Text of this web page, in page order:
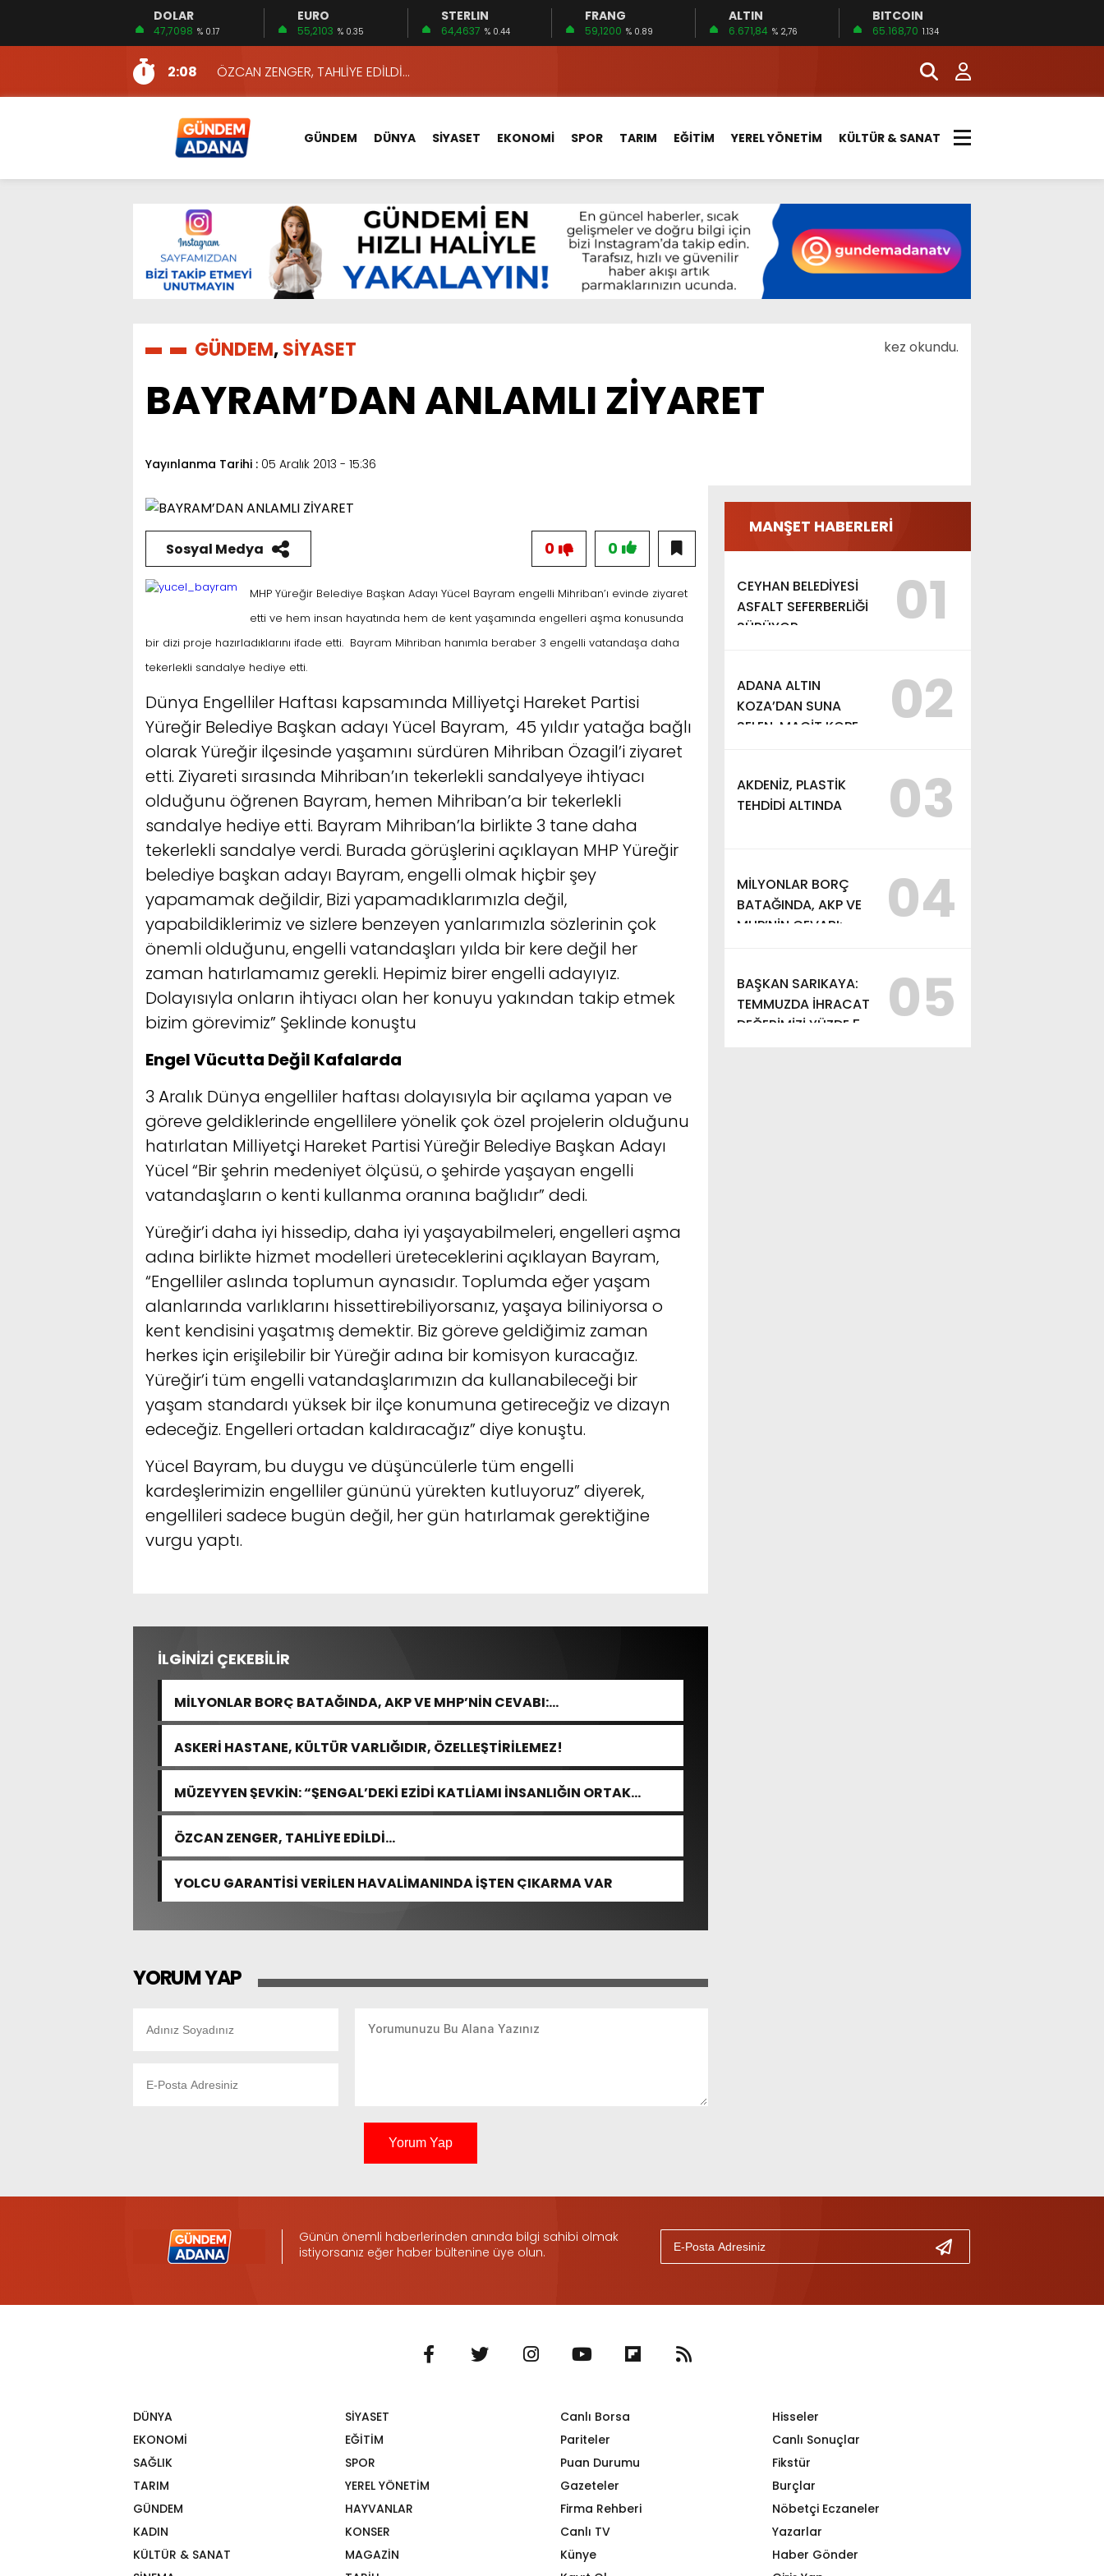
DOLAR
47,7098 % 0.17
EURO
55,2103 % 0.35
STERLIN
64,4637 % 0.44
FRANG
59,1200 % 0.89
ALTIN
6.671,84 % 2,76
BITCOIN
65.168,70 1.134
13:10
İKİNCİ 500’DE ADANA’DAN 15 FİRMA
13:16
2:08
ÖZCAN ZENGER, TAHLİYE EDİLDİ…
16:00
AKILLI MERCEK HERKES İÇİN UYGUN MU?
10:06
ADANA’DAKİ CİNAYETLER MECLİSTE KONUŞULDU
13:54
NACAR: ESNAFIN SAĞLIK HİZMETLERİNİ KONUŞTUK
13:19
NACAR, DAHA İYİ SAĞLIK HİZMETLERİ İÇİN SAHADA
SULAMA KANALLARINDAKİ BOĞULMALARI ÖNLEMEK İÇİN GÖRÜŞTÜLER…
14:24
HERKES İÇİN ERİŞİLEBİLİR BEYİN SAĞLIĞI!
14:22
EMEKLİLER EN DÜŞÜK EMEKLİ AYLIĞININ 40 BİN LİRA OLMASINI İSTİYOR!
13:10
İKİNCİ 500’DE ADANA’DAN 15 FİRMA
GÜNDEM DÜNYA SİYASET EKONOMİ SPOR TARIM EĞİTİM YEREL YÖNETİM KÜLTÜR & SANAT
GÜNDEM,SİYASET kez okundu.
BAYRAM’DAN ANLAMLI ZİYARET
Yayınlanma Tarihi : 05 Aralık 2013 - 15:36
MANŞET HABERLERİ
CEYHAN BELEDİYESİ
ASFALT SEFERBERLİĞİ
SÜRÜYOR
01
ADANA ALTIN
KOZA’DAN SUNA
SELEN, MACİT KOPER
02
AKDENİZ, PLASTİK
TEHDİDİ ALTINDA
03
MİLYONLAR BORÇ
BATAĞINDA, AKP VE
MHP’NİN CEVABI:
04
BAŞKAN SARIKAYA:
TEMMUZDA İHRACAT
DEĞERİMİZİ YÜZDE 54
05
Sosyal Medya 0
0
MHP Yüreğir Belediye Başkan Adayı Yücel Bayram engelli Mihriban’ı evinde ziyaret
etti ve hem insan hayatında hem de kent yaşamında engelleri aşma konusunda
bir dizi proje hazırladıklarını ifade etti. Bayram Mihriban hanımla beraber 3 engelli vatandaşa daha
tekerlekli sandalye hediye etti.
Dünya Engelliler Haftası kapsamında Milliyetçi Hareket Partisi
Yüreğir Belediye Başkan adayı Yücel Bayram, 45 yıldır yatağa bağlı
olarak Yüreğir ilçesinde yaşamını sürdüren Mihriban Özagil’i ziyaret
etti. Ziyareti sırasında Mihriban’ın tekerlekli sandalyeye ihtiyacı
olduğunu öğrenen Bayram, hemen Mihriban’a bir tekerlekli
sandalye hediye etti. Bayram Mihriban’la birlikte 3 tane daha
tekerlekli sandalye verdi. Burada görüşlerini açıklayan MHP Yüreğir
belediye başkan adayı Bayram, engelli olmak hiçbir şey
yapamamak değildir, Bizi yapamadıklarımızla değil,
yapabildiklerimiz ve sizlere benzeyen yanlarımızla sözlerinin çok
önemli olduğunu, engelli vatandaşları yılda bir kere değil her
zaman hatırlamamız gerekli. Hepimiz birer engelli adayıyız.
Dolayısıyla onların ihtiyacı olan her konuyu yakından takip etmek
bizim görevimiz” Şeklinde konuştu
Engel Vücutta Değil Kafalarda
3 Aralık Dünya engelliler haftası dolayısıyla bir açılama yapan ve
göreve geldiklerinde engellilere yönelik çok özel projelerin olduğunu
hatırlatan Milliyetçi Hareket Partisi Yüreğir Belediye Başkan Adayı
Yücel“Bir şehrin medeniyet ölçüsü, o şehirde yaşayan engelli
vatandaşların o kenti kullanma oranına bağlıdır” dedi.
Yüreğir’i daha iyi hissedip, daha iyi yaşayabilmeleri, engelleri aşma
adına birlikte hizmet modelleri üreteceklerini açıklayan Bayram,
“Engelliler aslında toplumun aynasıdır. Toplumda eğer yaşam
alanlarında varlıklarını hissettirebiliyorsanız, yaşaya biliniyorsa o
kent kendisini yaşatmış demektir. Biz göreve geldiğimiz zaman
herkes için erişilebilir bir Yüreğir adına bir komisyon kuracağız.
Yüreğir’i tüm engelli vatandaşlarımızın da kullanabileceği bir
yaşam standardı yüksek bir ilçe konumuna getireceğiz ve dizayn
edeceğiz. Engelleri ortadan kaldıracağız” diye konuştu.
Yücel Bayram, bu duygu ve düşüncülerle tüm engelli
kardeşlerimizin engelliler gününü yürekten kutluyoruz” diyerek,
engellileri sadece bugün değil, her gün hatırlamak gerektiğine
vurgu yaptı.
İLGİNİZİ ÇEKEBİLİR
MİLYONLAR BORÇ BATAĞINDA, AKP VE MHP’NİN CEVABI:
“ARAŞTIRMAYALIM!”
ASKERİ HASTANE, KÜLTÜR VARLIĞIDIR, ÖZELLEŞTİRİLEMEZ!
MÜZEYYEN ŞEVKİN: “ŞENGAL’DEKİ EZİDİ KATLİAMI İNSANLIĞIN ORTAK
ACISIDIR”
ÖZCAN ZENGER, TAHLİYE EDİLDİ…
YOLCU GARANTİSİ VERİLEN HAVALİMANINDA İŞTEN ÇIKARMA VAR
YORUM YAP
Yorum Yap
Günün önemli haberlerinden anında bilgi sahibi olmak
istiyorsanız eğer haber bültenine üye olun.
DÜNYA
SİYASET
EKONOMİ
EĞİTİM
SAĞLIK
SPOR
TARIM
YEREL YÖNETİM
GÜNDEM
HAYVANLAR
KADIN
KONSER
KÜLTÜR & SANAT
MAGAZİN
Canlı Borsa
Hisseler
Pariteler
Canlı Sonuçlar
Puan Durumu
Fikstür
Gazeteler
Burçlar
Firma Rehberi
Nöbetçi Eczaneler
Canlı TV
Yazarlar
Künye
Haber Gönder